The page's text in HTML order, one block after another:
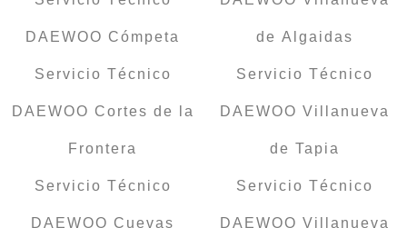
DAEWOO Cómpeta
Servicio Técnico
DAEWOO Cortes de la
Frontera
Servicio Técnico
DAEWOO Cuevas
de Algaidas
Servicio Técnico
DAEWOO Villanueva
de Tapia
Servicio Técnico
DAEWOO Villanueva